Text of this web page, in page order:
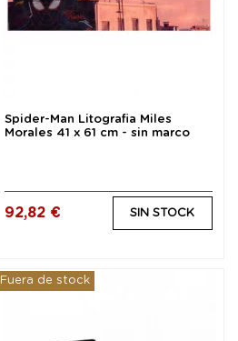
Spider-Man Litografia Miles
Morales 41 x 61 cm - sin marco
92,82 € SIN STOCK
Fuera de stock